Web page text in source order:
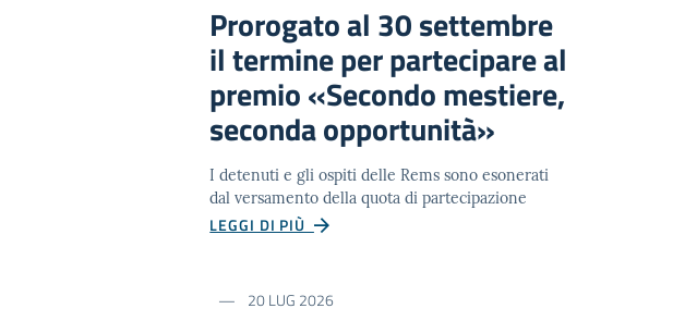
Prorogato al 30 settembre
il termine per partecipare al
premio «Secondo mestiere,
seconda opportunità»
I detenuti e gli ospiti delle Rems sono esonerati
dal versamento della quota di partecipazione
LEGGI DI PIÙ
20 LUG 2026